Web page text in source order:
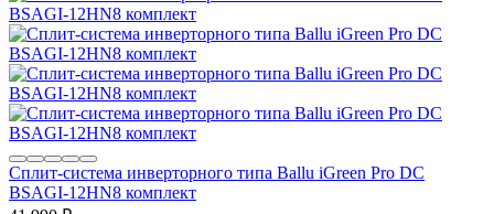
Сплит-система инверторного типа Ballu iGreen Pro DC
BSAGI-12HN8 комплект